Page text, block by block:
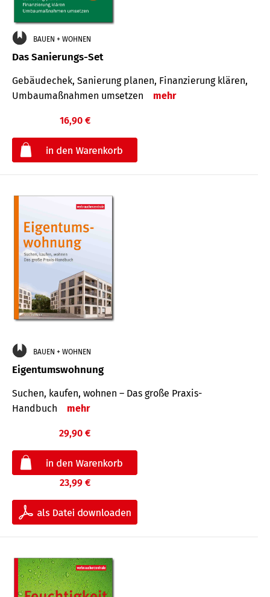
BAUEN + WOHNEN
Das Sanierungs-Set
Gebäudechek, Sanierung planen, Finanzierung klären,
Umbaumaßnahmen umsetzen
mehr
16,90 €
BAUEN + WOHNEN
Eigentumswohnung
Suchen, kaufen, wohnen – Das große Praxis-
Handbuch
mehr
29,90 €
23,99 €